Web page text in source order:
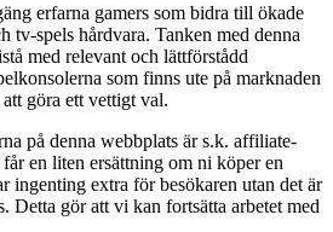
erfarna gamers som bidra till ökade
tv-spels hårdvara. Tanken med denna
med relevant och lättförstådd
som finns ute på marknaden
göra ett vettigt val.
på denna webbplats är s.k. affiliate-
en liten ersättning om ni köper en
ingenting extra för besökaren utan det är
Detta gör att vi kan fortsätta arbetet med